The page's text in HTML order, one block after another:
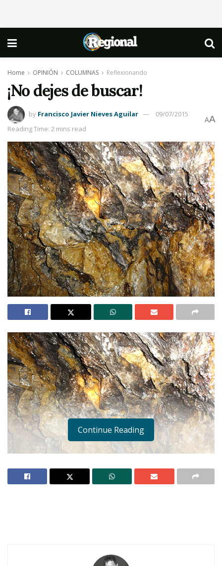
Home OPINIÓN COLUMNAS Reflexionando
¡No dejes de buscar!
by Francisco Javier Nieves Aguilar
09/07/2015
Reading Time: 2 mins read
AA
Ahuacatlán celebrá el día de Reyes con rosca y
Continue Reading